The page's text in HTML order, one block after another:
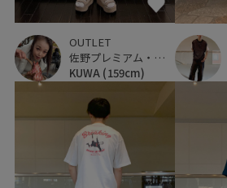
OUTLET
佐野プレミアム・アウトレット
KUWA (159cm)